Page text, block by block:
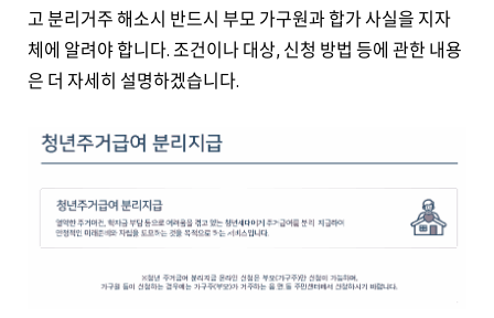
고 분리거주 해소시 반드시 부모 가구원과 합가 사실을 지자
체에 알려야 합니다. 조건이나 대상, 신청 방법 등에 관한 내용
은 더 자세히 설명하겠습니다.